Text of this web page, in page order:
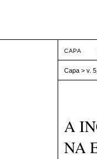
CAPA
Capa > v.
A
NA